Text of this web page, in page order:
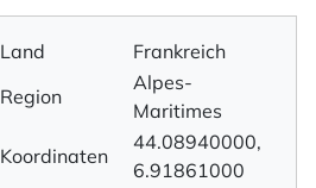
Land
Frankreich
Region
Alpes-
Maritimes
Koordinaten
44.08940000,
6.91861000